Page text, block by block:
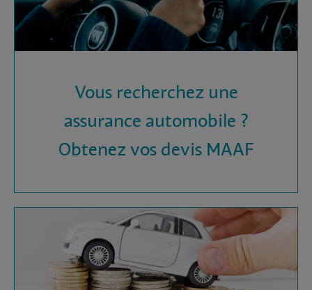
Vous recherchez une
assurance automobile ?
Obtenez vos devis MAAF